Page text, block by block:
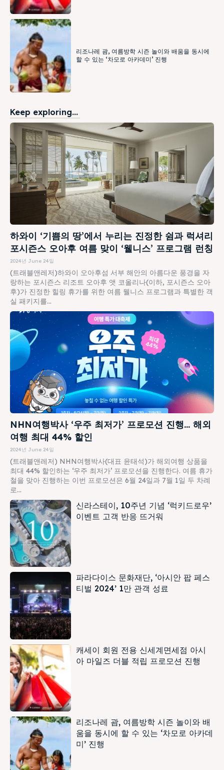
리조나레 괌, 여름방학 시즌 놀이와 배움을 동시에
할 수 있는 ‘차모로 아카데미’ 진행
Keep exploring...
하와이 ‘기쁨의 땅’에서 누리는 진정한 쉼과 럭셔리
포시즌스 오아후 여름 맞이 ‘웰니스’ 프로그램 런칭
2024년 June 24일
(트래블앤레저)하와이 오아후섬 서부 해안의 아름다운 풍경을 자
랑하는 포시즌스 리조트 오아후 앳 코올리나(이하, 포시즌스 오아
후)가 진정한 힐링 휴가를 위한 여름 웰니스 프로그램과 특별한 객
실 패키지를...
NHN여행박사 ‘우주 최저가’ 프로모션 진행… 해외
여행 최대 44% 할인
2024년 June 24일
(트래블앤레저) NHN여행박사(대표 윤태석)가 해외여행 상품을
최대 44% 할인하는 ‘우주 최저가’ 프로모션을 진행한다. 여름 휴가
철을 맞아 진행하는 이번 프로모션은 6월 24일과 7월 1일 두 차례
로...
신라스테이, 10주년 기념 ‘럭키드로우’
이벤트 고객 반응 뜨거워
파라다이스 문화재단, ‘아시안 팝 페스
티벌 2024’ 1만 관객 성료
캐세이 회원 전용 신세계면세점 아시
아 마일즈 더블 적립 프로모션 진행
리조나레 괌, 여름방학 시즌 놀이와 배
움을 동시에 할 수 있는 ‘차모로 아카데
미’ 진행